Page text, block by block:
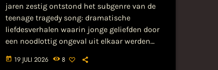
jaren zestig ontstond het subgenre van de
teenage tragedy song: dramatische
liefdesverhalen waarin jonge geliefden door
een noodlottig ongeval uit elkaar werden
I Love Her. Het nummer werd geschreven
today 19 JULI 2026 8